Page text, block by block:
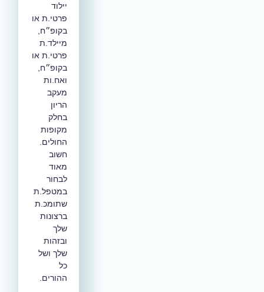
יילוד
פרטי.ת או
בקופ״ח,
מיילד.ת
פרטי.ת או
בקופ״ח,
ואח.ות
מעקב
הריון
בחלק
מקופות
החולים.
חשוב
מאוד
לבחור
במטפל.ת
שתומכ.ת
ברצונות
שלך
ובזהות
שלך ושל
ההורים.